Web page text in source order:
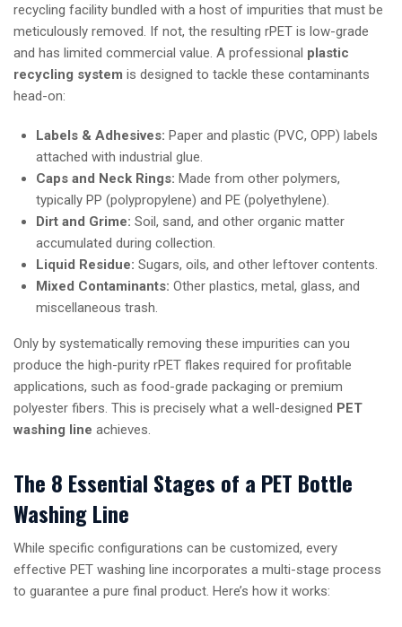
recycling facility bundled with a host of impurities that must be
meticulously removed. If not, the resulting rPET is low-grade
and has limited commercial value. A professional plastic
recycling system is designed to tackle these contaminants
head-on:
Labels & Adhesives: Paper and plastic (PVC, OPP) labels
attached with industrial glue.
Caps and Neck Rings: Made from other polymers,
typically PP (polypropylene) and PE (polyethylene).
Dirt and Grime: Soil, sand, and other organic matter
accumulated during collection.
Liquid Residue: Sugars, oils, and other leftover contents.
Mixed Contaminants: Other plastics, metal, glass, and
miscellaneous trash.
Only by systematically removing these impurities can you
produce the high-purity rPET flakes required for profitable
applications, such as food-grade packaging or premium
polyester fibers. This is precisely what a well-designed PET
washing line achieves.
The 8 Essential Stages of a PET Bottle
Washing Line
While specific configurations can be customized, every
effective PET washing line incorporates a multi-stage process
to guarantee a pure final product. Here’s how it works: